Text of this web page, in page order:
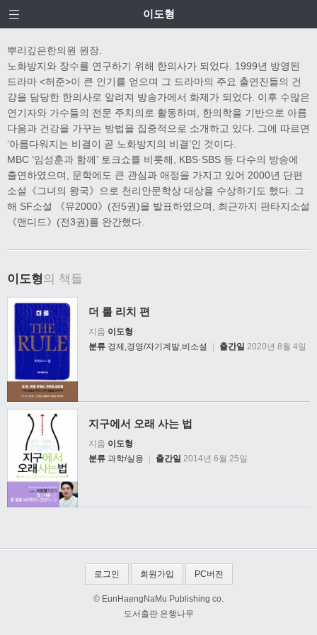
이도형
뿌리깊은한의원 원장.
노화방지와 장수를 연구하기 위해 한의사가 되었다. 1999년 방영된
드라마 <허준>이 큰 인기를 얻으며 그 드라마의 주요 출연진들의 건
강을 담당한 한의사로 알려져 방송가에서 화제가 되었다. 이후 수많은
연기자와 가수들의 전문 주치의로 활동하며, 한의학을 기반으로 아름
다움과 건강을 가꾸는 방법을 집중적으로 소개하고 있다. 그에 따르면
‘아름다워지는 비결이 곧 노화방지의 비결’인 것이다.
MBC ‘임성훈과 함께’ 토크쇼를 비롯해, KBS·SBS 등 다수의 방송에
출연하였으며, 문학에도 큰 관심과 애정을 가지고 있어 2000년 단편
소설《그녀의 왕국》으로 천리안문학상 대상을 수상하기도 했다. 그
해 SF소설 《뮤2000》(전5권)을 발표하였으며, 최근까지 판타지소설
《맨디드》(전3권)를 완간했다.
이도형의 책들
더 룰 리치 편
지음 이도형
분류 경제,경영/자기계발,비소설 출간일 2020년 8월 4일
지구에서 오래 사는 법
지음 이도형
분류 과학/실용 | 출간일 2014년 6월 25일
로그인 회원가입 PC버전
© EunHaengNaMu Publishing co.
도서출판 은행나무